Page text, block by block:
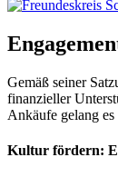
Gemäß seiner
finanzieller
Ankäufe gelang
Kultur fördern: